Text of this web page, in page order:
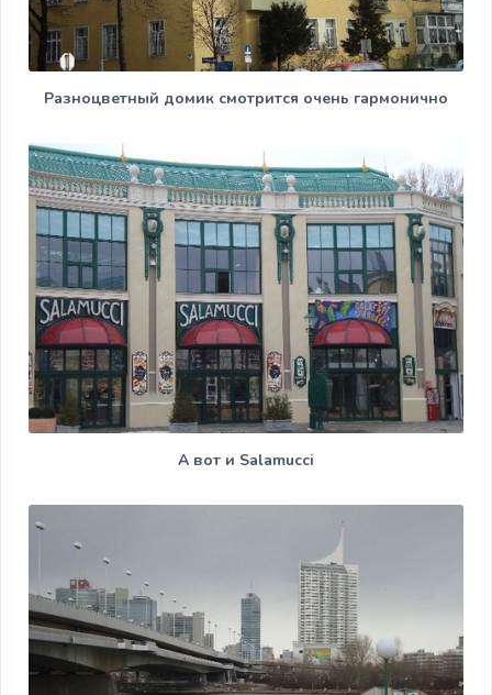
Разноцветный домик смотрится очень гармонично
А вот и Salamucci